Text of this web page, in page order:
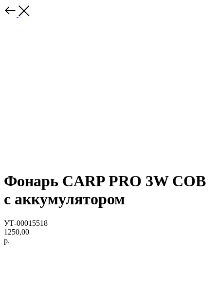
Фонарь CARP PRO 3W COB
с аккумулятором
УТ-00015518
1250,00
р.